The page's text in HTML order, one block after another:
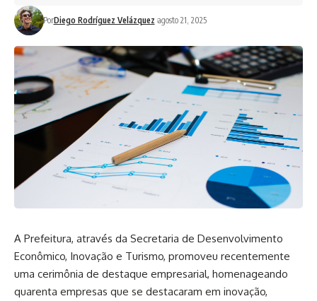
PorDiego Rodríguez Velázquez agosto 21, 2025
A Prefeitura, através da Secretaria de Desenvolvimento
Econômico, Inovação e Turismo, promoveu recentemente
uma cerimônia de destaque empresarial, homenageando
quarenta empresas que se destacaram em inovação,